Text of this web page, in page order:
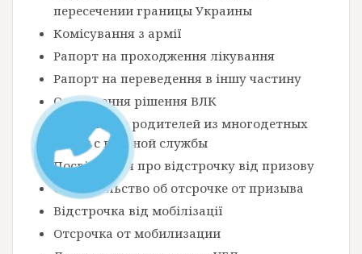
пересечении границы Украины
Комісування з армії
Рапорт на проходження лікування
Рапорт на переведення в іншу частину
Оскарження рішення ВЛК
Увольнение родителей из многодетных
семей с военной службы
Посвідчення про відстрочку від призову
Свидетельство об отсрочке от призыва
Відстрочка від мобілізації
Отсрочка от мобилизации